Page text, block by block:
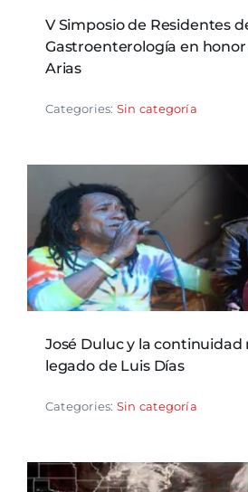
V Simposio de Residentes
Gastroenterología en honor
Arias
Categories: Sin categoría
José Duluc y la continuidad
legado de Luis Días
Categories: Sin categoría